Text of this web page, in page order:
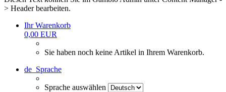
> Header bearbeiten.
Ihr Warenkorb
0,00 EUR
Sie haben noch keine Artikel in Ihrem Warenkorb.
de Sprache
Sprache auswählen